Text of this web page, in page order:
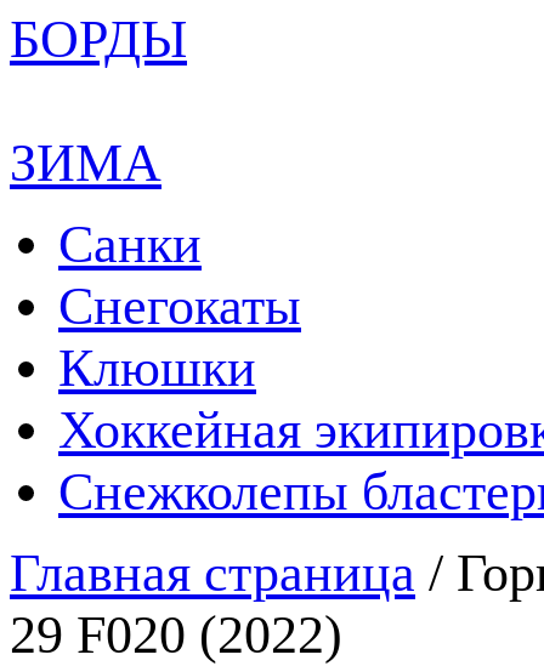
БОРДЫ
ЗИМА
Санки
Снегокаты
Клюшки
Хоккейная
Снежколепы
Главная страница /
29 F020 (2022)